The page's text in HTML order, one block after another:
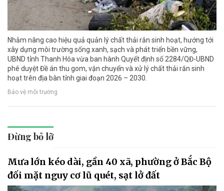
Nhằm nâng cao hiệu quả quản lý chất thải rắn sinh hoạt, hướng tới
xây dựng môi trường sống xanh, sạch và phát triển bền vững,
UBND tỉnh Thanh Hóa vừa ban hành Quyết định số 2284/QĐ-UBND
phê duyệt Đề án thu gom, vận chuyển và xử lý chất thải rắn sinh
hoạt trên địa bàn tỉnh giai đoạn 2026 – 2030.
Bảo vệ môi trường
Đừng bỏ lỡ
Mưa lớn kéo dài, gần 40 xã, phường ở Bắc Bộ
đối mặt nguy cơ lũ quét, sạt lở đất